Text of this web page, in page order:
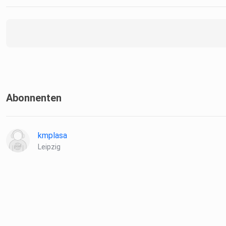
Abonnenten
kmplasa
Leipzig